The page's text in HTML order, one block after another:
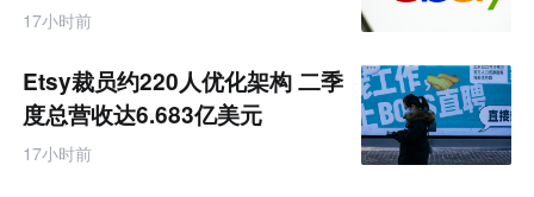
17小时前
Etsy裁员约220人优化架构 二季
度总营收达6.683亿美元
17小时前